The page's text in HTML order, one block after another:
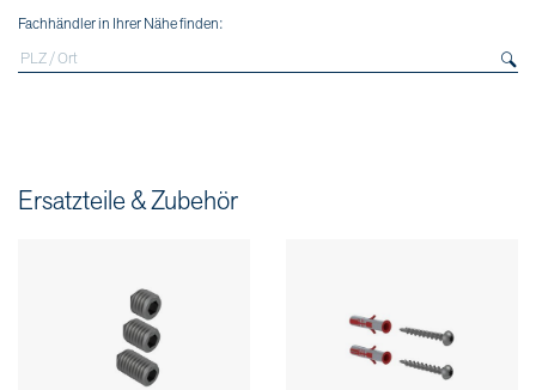
Fachhändler in Ihrer Nähe finden:
Ersatzteile & Zubehör